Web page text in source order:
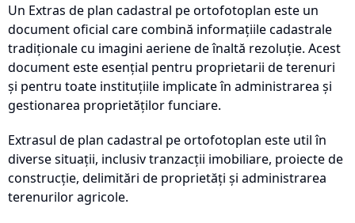
Un Extras de plan cadastral pe ortofotoplan este un
document oficial care combină informațiile cadastrale
tradiționale cu imagini aeriene de înaltă rezoluție. Acest
document este esențial pentru proprietarii de terenuri
și pentru toate instituțiile implicate în administrarea și
gestionarea proprietăților funciare.
Extrasul de plan cadastral pe ortofotoplan este util în
diverse situații, inclusiv tranzacții imobiliare, proiecte de
construcție, delimitări de proprietăți și administrarea
terenurilor agricole.